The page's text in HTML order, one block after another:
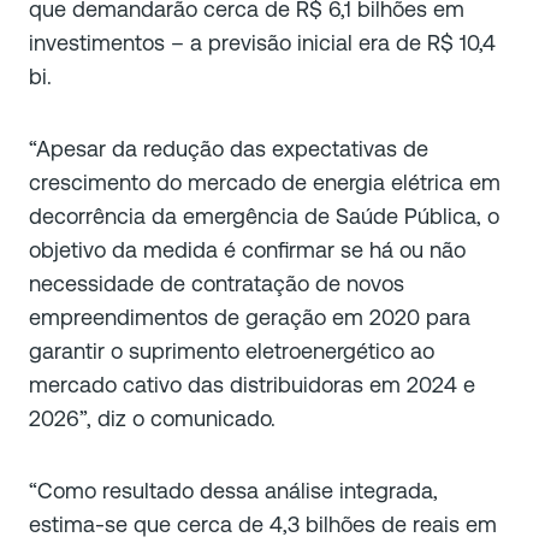
que demandarão cerca de R$ 6,1 bilhões em
investimentos – a previsão inicial era de R$ 10,4
bi.
“Apesar da redução das expectativas de
crescimento do mercado de energia elétrica em
decorrência da emergência de Saúde Pública, o
objetivo da medida é confirmar se há ou não
necessidade de contratação de novos
empreendimentos de geração em 2020 para
garantir o suprimento eletroenergético ao
mercado cativo das distribuidoras em 2024 e
2026”, diz o comunicado.
“Como resultado dessa análise integrada,
estima-se que cerca de 4,3 bilhões de reais em